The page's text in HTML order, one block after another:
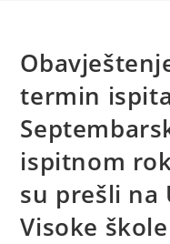
termin
ispitnom
su prešli na
Visoke